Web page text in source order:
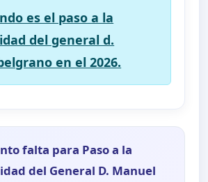
es el paso a la
del general d.
en el 2026.
falta para Paso a la
del General D. Manuel